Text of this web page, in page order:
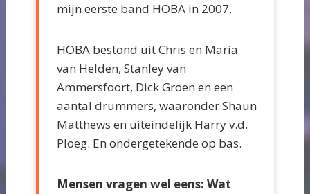
mijn eerste band HOBA in 2007.
HOBA bestond uit Chris en Maria
van Helden, Stanley van
Ammersfoort, Dick Groen en een
aantal drummers, waaronder Shaun
Matthews en uiteindelijk Harry v.d.
Ploeg. En ondergetekende op bas.
Mensen vragen wel eens: Wat